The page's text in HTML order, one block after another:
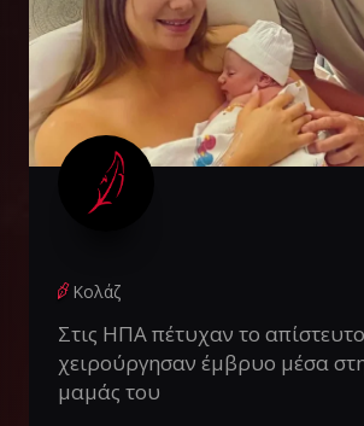
Κολάζ
Στις ΗΠΑ πέτυχαν το
χειρούργησαν έμβρυο μέσα
μαμάς του